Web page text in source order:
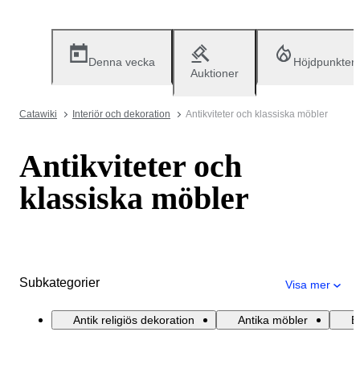
Denna vecka
Auktioner
Höjdpunkter
Catawiki Interiör och dekoration Antikviteter och klassiska möbler
Antikviteter och
klassiska möbler
Subkategorier Visa mer
Antik religiös dekoration Antika möbler